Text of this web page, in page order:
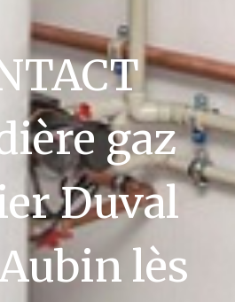
gaz
Duval
Aubin lès